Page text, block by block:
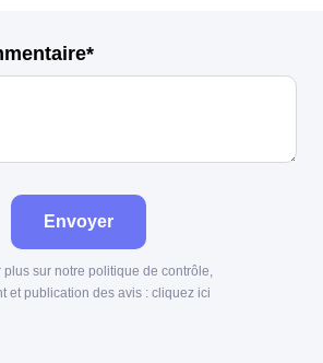
Envoyer
plus sur notre politique de contrôle,
et publication des avis : cliquez ici